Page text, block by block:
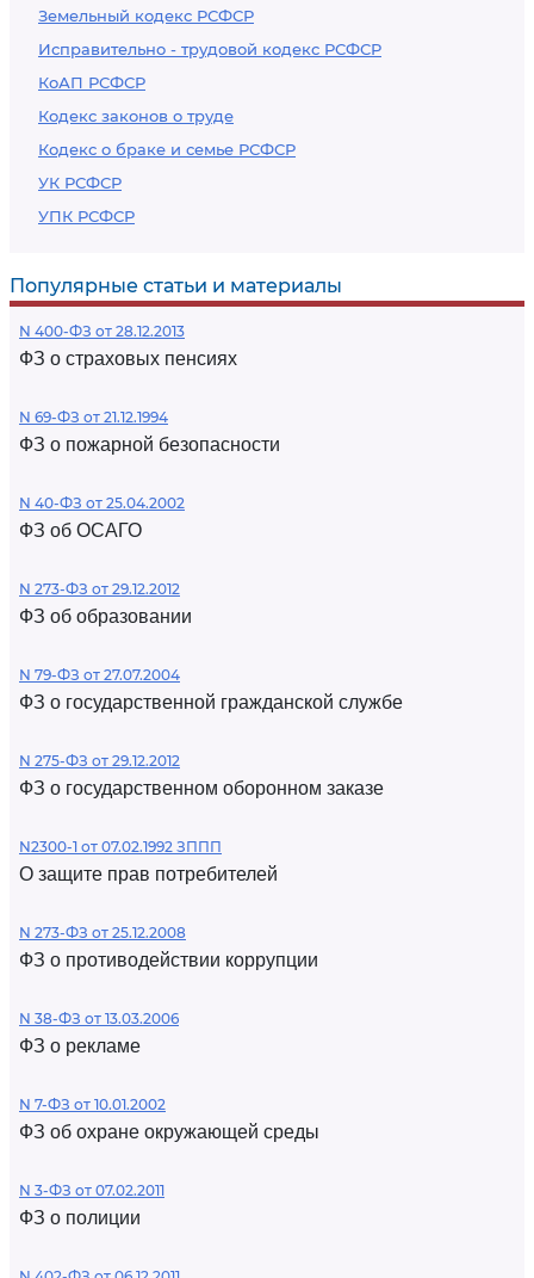
Земельный кодекс РСФСР
Исправительно - трудовой кодекс РСФСР
КоАП РСФСР
Кодекс законов о труде
Кодекс о браке и семье РСФСР
УК РСФСР
УПК РСФСР
Популярные статьи и материалы
N 400-ФЗ от 28.12.2013
ФЗ о страховых пенсиях
N 69-ФЗ от 21.12.1994
ФЗ о пожарной безопасности
N 40-ФЗ от 25.04.2002
ФЗ об ОСАГО
N 273-ФЗ от 29.12.2012
ФЗ об образовании
N 79-ФЗ от 27.07.2004
ФЗ о государственной гражданской службе
N 275-ФЗ от 29.12.2012
ФЗ о государственном оборонном заказе
N2300-1 от 07.02.1992 ЗППП
О защите прав потребителей
N 273-ФЗ от 25.12.2008
ФЗ о противодействии коррупции
N 38-ФЗ от 13.03.2006
ФЗ о рекламе
N 7-ФЗ от 10.01.2002
ФЗ об охране окружающей среды
N 3-ФЗ от 07.02.2011
ФЗ о полиции